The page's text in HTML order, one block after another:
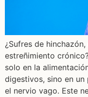
¿Sufres de
estreñimiento
solo en la
digestivos, sino en
el nervio vago. Este